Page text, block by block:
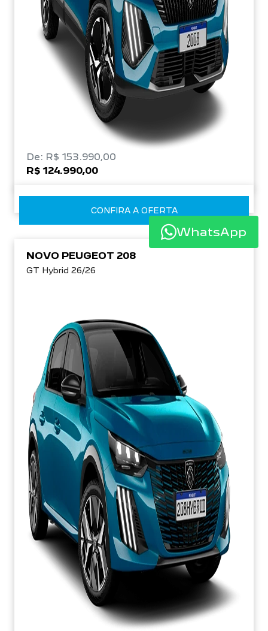
De: R$ 153.990,00
R$ 124.990,00
CONFIRA A OFERTA
NOVO PEUGEOT 208
GT Hybrid 26/26
WhatsApp